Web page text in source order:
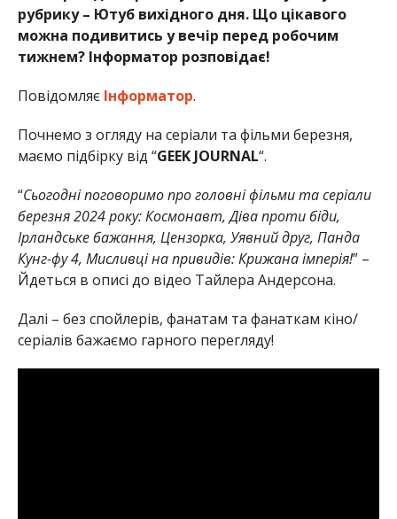
рубрику – Ютуб вихідного дня. Що цікавого
можна подивитись у вечір перед робочим
тижнем? Інформатор розповідає!
Повідомляє Інформатор.
Почнемо з огляду на серіали та фільми березня,
маємо підбірку від “GEEK JOURNAL“.
“Сьогодні поговоримо про головні фільми та серіали
березня 2024 року: Космонавт, Діва проти біди,
Ірландське бажання, Цензорка, Уявний друг, Панда
Кунг-фу 4, Мисливці на привидів: Крижана імперія!” –
Йдеться в описі до відео Тайлера Андерсона.
Далі – без спойлерів, фанатам та фанаткам кіно/
серіалів бажаємо гарного перегляду!